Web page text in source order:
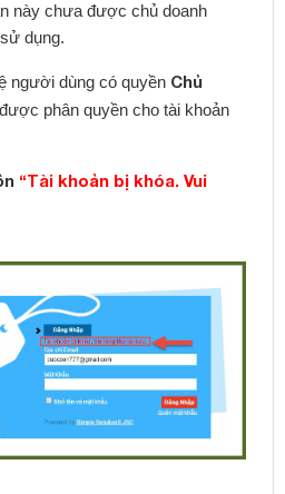
này chưa được chủ doanh
dụng.
người dùng có quyền Chủ
phân quyền cho tài khoản
“Tài khoản bị khóa. Vui